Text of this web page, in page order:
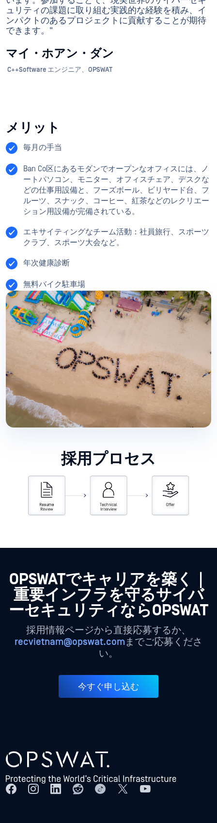
ュリティの課題に取り組む実践的な経験を積み、イ
ンパクトのあるプロジェクトに貢献することが期待
できます。"
マイ・ホアン・ダン
C++Software エンジニア、OPSWAT
メリット
毎月の手当
Ban Co区にあるモダンでオープンなオフィスには、ノ
ートパソコン、モニター、オフィスチェア、デスクな
どの仕事用設備と、フーズボール、ビリヤード台、フ
ルーツ、スナック、コーヒー、紅茶などのレクリエー
ション用設備が完備されている。
エキサイティングなチーム活動：社員旅行、スポーツ
クラブ、スポーツ大会など。
年次健康診断
無料バイク駐車場
採用プロセス
OPSWATでキャリアを築く｜
重要インフラを守るサイバ
ーセキュリティならOPSWAT
採用情報ページから直接応募するか、
recvietnam@opswat.com までご応募くださ
い。
今すぐ申し込む